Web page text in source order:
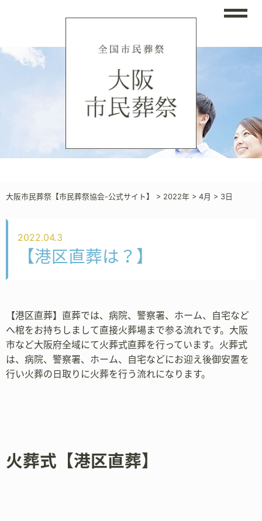
大阪市民葬祭【市民葬祭協会-公式サイト】 > 2022年 > 4月 > 3日
2022.04.3
【港区直葬は？】
【港区直葬】直葬では、病院、警察署、ホーム、自宅など
へ棺をお持ちしまして直接火葬場まで参る流れです。大阪
市など大阪府全域にて火葬式直葬を行っています。火葬式
は、病院、警察署、ホーム、自宅などにお迎え後御安置を
行い火葬の日取りに火葬を行う流れになります。
火葬式【港区直葬】